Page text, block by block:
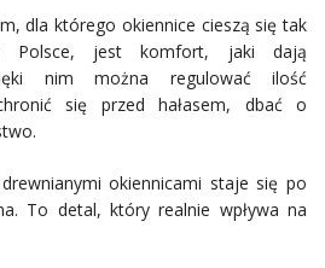
dla którego okiennice cieszą się tak
Polsce, jest komfort, jaki dają
nim można regulować ilość
się przed hałasem, dbać o
okiennicami staje się po
To detal, który realnie wpływa na